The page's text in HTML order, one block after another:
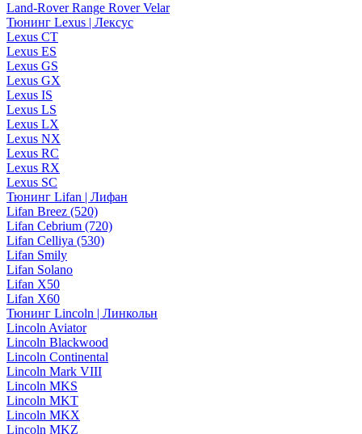
Land-Rover Range Rover Velar
Тюнинг Lexus | Лексус
Lexus CT
Lexus ES
Lexus GS
Lexus GX
Lexus IS
Lexus LS
Lexus LX
Lexus NX
Lexus RC
Lexus RX
Lexus SC
Тюнинг Lifan | Лифан
Lifan Breez (520)
Lifan Cebrium (720)
Lifan Celliya (530)
Lifan Smily
Lifan Solano
Lifan X50
Lifan X60
Тюнинг Lincoln | Линкольн
Lincoln Aviator
Lincoln Blackwood
Lincoln Continental
Lincoln Mark VIII
Lincoln MKS
Lincoln MKT
Lincoln MKX
Lincoln MKZ